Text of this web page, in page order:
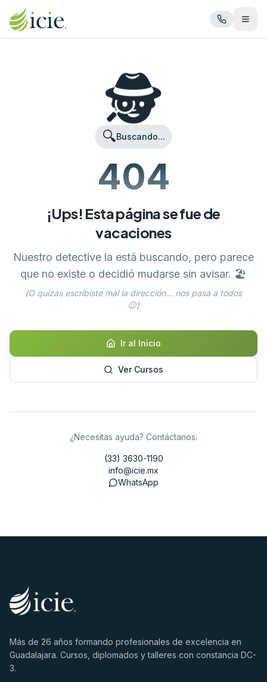
Abrir
🕵️
🔍Buscando...
404
¡Ups! Esta página se fue de
vacaciones
Nuestro detective la está buscando, pero parece
que no existe o decidió mudarse sin avisar. 🏖️
(O quizás escribiste mal la dirección... nos pasa a todos
😉)
Ir al Inicio
Ver Cursos
¿Necesitas ayuda? Contáctanos:
(33) 3630-1190
info@icie.mx
WhatsApp
Más de 26 años formando profesionales de excelencia en
Guadalajara. Cursos, diplomados y talleres con constancia DC-
3.